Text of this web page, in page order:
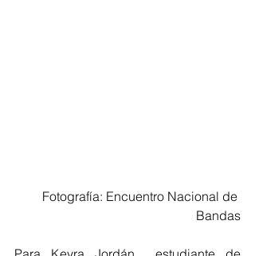
Fotografía: Encuentro Nacional de
Bandas